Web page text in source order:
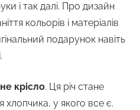
і так далі. Про дизайн
кольорів і матеріалів
подарунок навіть
крісло. Ця річ стане
у якого все є.